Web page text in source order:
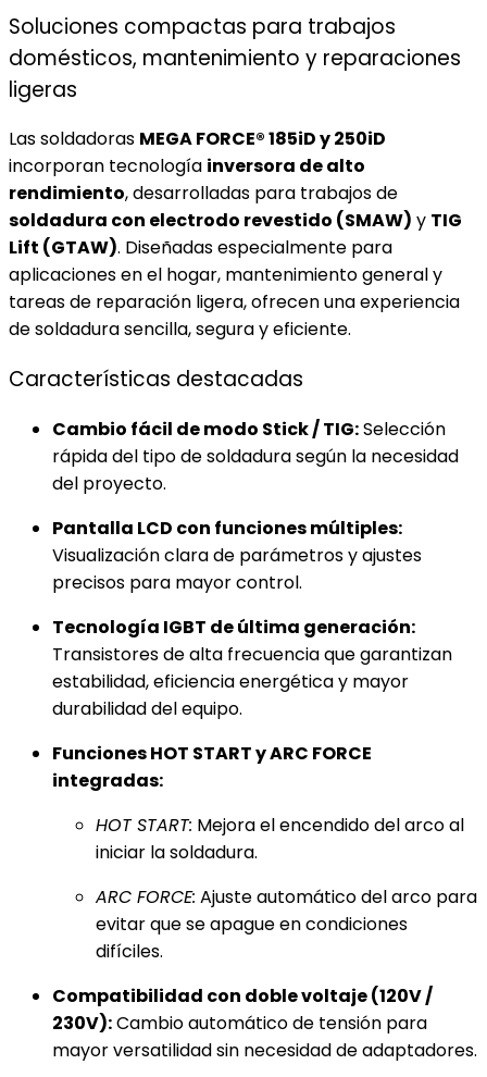
Soluciones compactas para trabajos
domésticos, mantenimiento y reparaciones
ligeras
Las soldadoras MEGA FORCE® 185iD y 250iD
incorporan tecnología inversora de alto
rendimiento, desarrolladas para trabajos de
soldadura con electrodo revestido (SMAW) y TIG
Lift (GTAW). Diseñadas especialmente para
aplicaciones en el hogar, mantenimiento general y
tareas de reparación ligera, ofrecen una experiencia
de soldadura sencilla, segura y eficiente.
Características destacadas
Cambio fácil de modo Stick / TIG:Selección
rápida del tipo de soldadura según la necesidad
del proyecto.
Pantalla LCD con funciones múltiples:
Visualización clara de parámetros y ajustes
precisos para mayor control.
Tecnología IGBT de última generación:
Transistores de alta frecuencia que garantizan
estabilidad, eficiencia energética y mayor
durabilidad del equipo.
Funciones HOT START y ARC FORCE
integradas:
HOT START: Mejora el encendido del arco al
iniciar la soldadura.
ARC FORCE: Ajuste automático del arco para
evitar que se apague en condiciones
difíciles.
Compatibilidad con doble voltaje (120V /
230V):Cambio automático de tensión para
mayor versatilidad sin necesidad de adaptadores.